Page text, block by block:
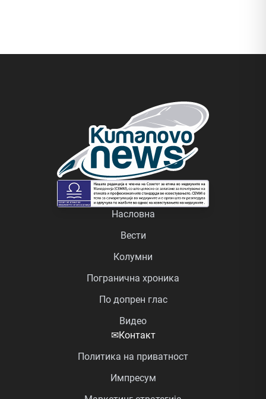
Насловна
Вести
Колумни
Погранична хроника
По допрен глас
Видео
✉Контакт
Политика на приватност
Импресум